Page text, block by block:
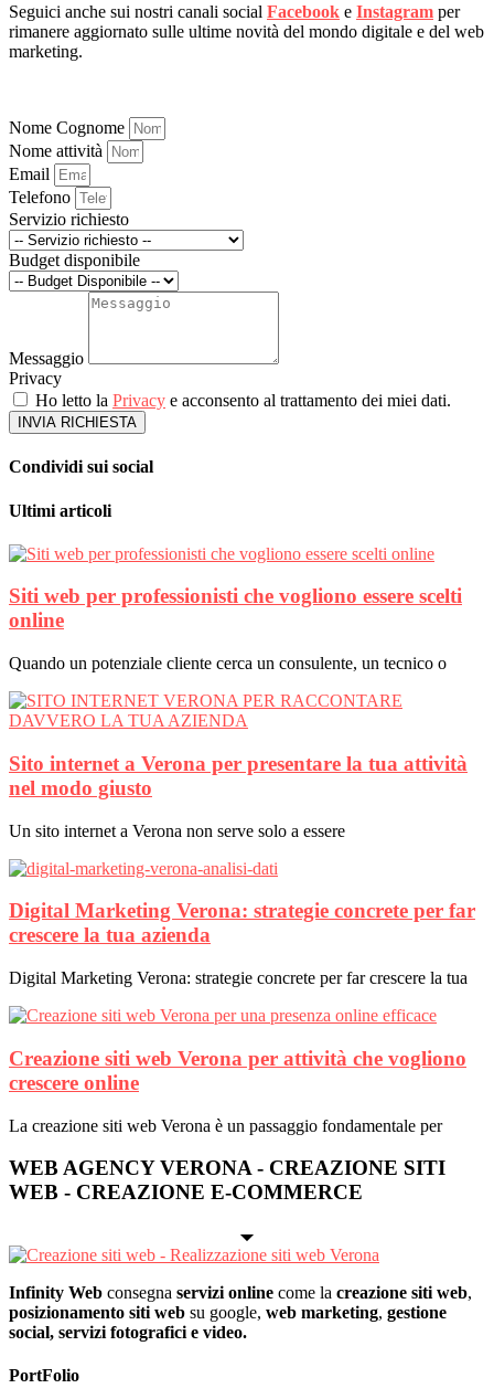
Seguici anche sui nostri canali social Facebook e Instagram per
rimanere aggiornato sulle ultime novità del mondo digitale e del web
marketing.
Nome Cognome
Nome attività
Email
Telefono
Servizio richiesto
Budget disponibile
Messaggio
Privacy
Ho letto la Privacy e acconsento al trattamento dei miei dati.
INVIA RICHIESTA
Condividi sui social
Ultimi articoli
Siti web per professionisti che vogliono essere scelti
online
Quando un potenziale cliente cerca un consulente, un tecnico o
Sito internet a Verona per presentare la tua attività
nel modo giusto
Un sito internet a Verona non serve solo a essere
Digital Marketing Verona: strategie concrete per far
crescere la tua azienda
Digital Marketing Verona: strategie concrete per far crescere la tua
Creazione siti web Verona per attività che vogliono
crescere online
La creazione siti web Verona è un passaggio fondamentale per
WEB AGENCY VERONA - CREAZIONE SITI
WEB - CREAZIONE E-COMMERCE
Infinity Web consegna servizi online come la creazione siti web,
posizionamento siti web su google, web marketing, gestione
social, servizi fotografici e video.
PortFolio